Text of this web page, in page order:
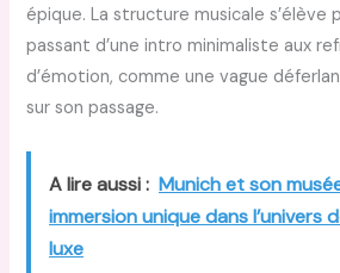
épique. La structure musicale s’élève
passant d’une intro minimaliste aux
d’émotion, comme une vague
sur son passage.
A lire aussi : Munich et son
immersion unique dans l’univers
luxe